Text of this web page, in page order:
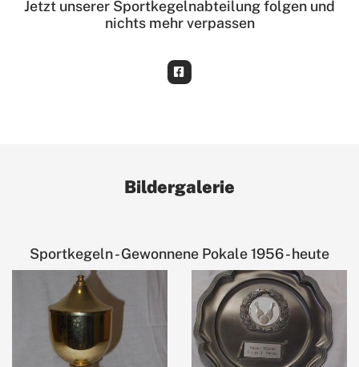
Jetzt unserer Sportkegelnabteilung folgen und
nichts mehr verpassen
Bildergalerie
Sportkegeln - Gewonnene Pokale 1956 - heute